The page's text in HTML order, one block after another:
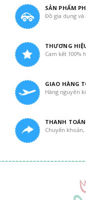
SẢN PHẨM
Đồ gia dụng
THƯƠNG
Cam kết
GIAO HÀNG
Hàng nguyên
THANH
Chuyển